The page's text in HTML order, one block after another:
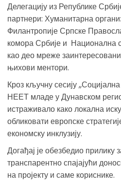
Делегацију из Републике
партнери: Хуманитарна
Филантропије Српске
комора Србије и
као део мреже
њихови
Кроз кључну сесију
НЕЕТ младе у Дунавском
истраживало како локална
обликовати европске
економску
Догађај је обезбедио прилику
транспарентно спајајући
на пројекту и